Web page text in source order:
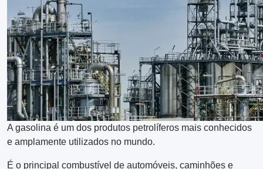
A gasolina é um dos produtos petrolíferos mais conhecidos
e amplamente utilizados no mundo.
É o principal combustível de automóveis, caminhões e